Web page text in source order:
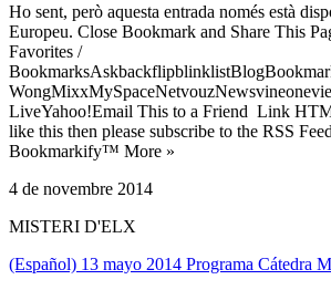
Ho sent, però aquesta entrada només està
Europeu. Close Bookmark and Share This
Favorites /
LiveYahoo!Email This to a Friend Link
like this then please subscribe to the RSS
Bookmarkify™ More »
4 de novembre 2014
MISTERI D'ELX
(Español) 13 mayo 2014 Programa Cátedra